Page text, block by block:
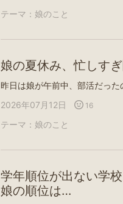
テーマ： 娘のこと
娘の夏休み、忙しす
2026年07月12日
16
テーマ： 娘のこと
学年順位が出ない学
娘の順位は…